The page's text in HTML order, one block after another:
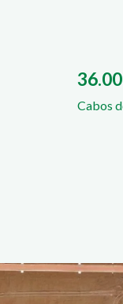
Cabos